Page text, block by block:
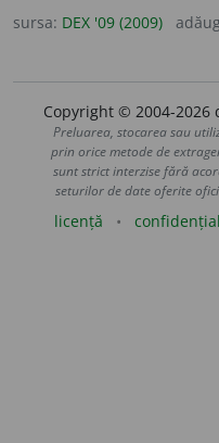
sursa: DEX '09 (2009)
Copyright © 2004-
Preluarea, stocarea sau
prin orice metode de
sunt strict interzise fără
seturilor de date oferite
licență